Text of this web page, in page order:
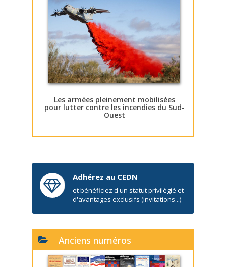
Les armées pleinement mobilisées
pour lutter contre les incendies du Sud-
Ouest
Adhérez au CEDN
et bénéficiez d'un statut privilégié et
d'avantages exclusifs (invitations...)
Anciens numéros